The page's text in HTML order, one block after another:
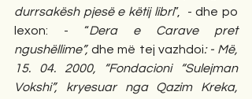
durrsakësh pjesë e këtij libri”,  - dhe po
lexon: - “Dera e Carave pret
ngushëllime”, dhe më tej vazhdoi: - Më,
15. 04. 2000, “Fondacioni “Sulejman
Vokshi”, kryesuar nga Qazim Kreka,